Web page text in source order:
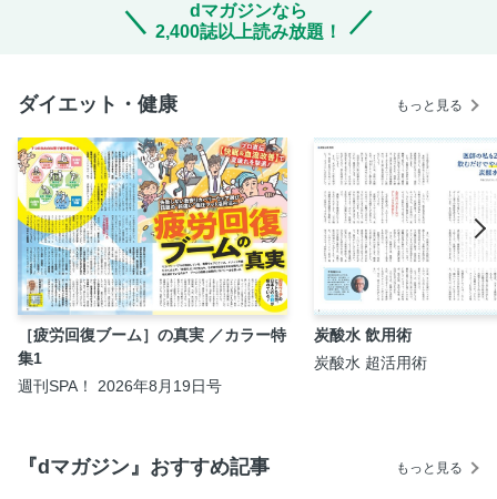
dマガジンなら
2,400誌以上読み放題！
ダイエット・健康 もっと見る
［疲労回復ブーム］の真実 ／カラー特
集1
週刊SPA！ 2026年8月19日号
炭酸水 飲用術
炭酸水 超活用術
『dマガジン』おすすめ記事 もっと見る